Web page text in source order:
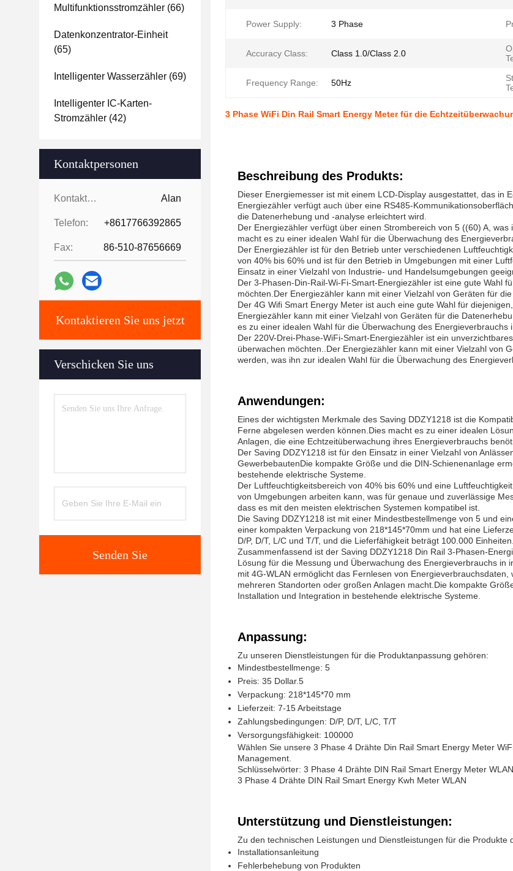
Multifunktionsstromzähler (66)
Datenkonzentrator-Einheit
(65)
Intelligenter Wasserzähler (69)
Intelligenter IC-Karten-
Stromzähler (42)
Kontaktpersonen
Kontaktpersonen: Alan
Telefon: +8617766392865
Fax: 86-510-87656669
Kontaktieren Sie uns jetzt
Verschicken Sie uns
Senden Sie
Power Supply: 3 Phase
Accuracy Class: Class 1.0/Class 2.0
Frequency Range: 50Hz
3 Phase WiFi Din Rail Smart Energy Meter für die
Beschreibung des Produkts:
Dieser Energiemesser ist mit einem LCD-Display ausgestattet, das in
Energiezähler verfügt auch über eine RS485-
die Datenerhebung und -analyse erleichtert wird.
Der Energiezähler verfügt über einen Strombereich von 5 ((60) A,
macht es zu einer idealen Wahl für die Überwachung des
Der Energiezähler ist für den Betrieb unter verschiedenen
von 40% bis 60% und ist für den Betrieb in Umgebungen mit einer
Einsatz in einer Vielzahl von Industrie- und Handelsumgebungen
Der 3-Phasen-Din-Rail-Wi-Fi-Smart-Energiezähler ist eine gute Wahl
möchten.Der Energiezähler kann mit einer Vielzahl von Geräten für
Der 4G Wifi Smart Energy Meter ist auch eine gute Wahl für
Energiezähler kann mit einer Vielzahl von Geräten für die
es zu einer idealen Wahl für die Überwachung des
Der 220V-Drei-Phase-WiFi-Smart-Energiezähler ist ein
überwachen möchten..Der Energiezähler kann mit einer Vielzahl von
werden, was ihn zur idealen Wahl für die Überwachung des
Anwendungen:
Eines der wichtigsten Merkmale des Saving DDZY1218 ist die
Ferne abgelesen werden können.Dies macht es zu einer idealen
Anlagen, die eine Echtzeitüberwachung ihres Energieverbrauchs
Der Saving DDZY1218 ist für den Einsatz in einer Vielzahl von
GewerbebautenDie kompakte Größe und die DIN-Schienenanlage
bestehende elektrische Systeme.
Der Luftfeuchtigkeitsbereich von 40% bis 60% und eine
von Umgebungen arbeiten kann, was für genaue und zuverlässige
dass es mit den meisten elektrischen Systemen kompatibel ist.
Die Saving DDZY1218 ist mit einer Mindestbestellmenge von 5 und
einer kompakten Verpackung von 218*145*70mm und hat eine
D/P, D/T, L/C und T/T, und die Lieferfähigkeit beträgt 100.000 Einheiten.
Zusammenfassend ist der Saving DDZY1218 Din Rail 3-Phasen-
Lösung für die Messung und Überwachung des Energieverbrauchs
mit 4G-WLAN ermöglicht das Fernlesen von
mehreren Standorten oder großen Anlagen macht.Die kompakte
Installation und Integration in bestehende elektrische Systeme.
Anpassung:
Zu unseren Dienstleistungen für die Produktanpassung gehören:
Mindestbestellmenge: 5
Preis: 35 Dollar.5
Verpackung: 218*145*70 mm
Lieferzeit: 7-15 Arbeitstage
Zahlungsbedingungen: D/P, D/T, L/C, T/T
Versorgungsfähigkeit: 100000
Wählen Sie unsere 3 Phase 4 Drähte Din Rail Smart Energy Meter
Management.
Schlüsselwörter: 3 Phase 4 Drähte DIN Rail Smart Energy Meter
3 Phase 4 Drähte DIN Rail Smart Energy Kwh Meter WLAN
Unterstützung und Dienstleistungen:
Zu den technischen Leistungen und Dienstleistungen für die Produkte
Installationsanleitung
Fehlerbehebung von Produkten